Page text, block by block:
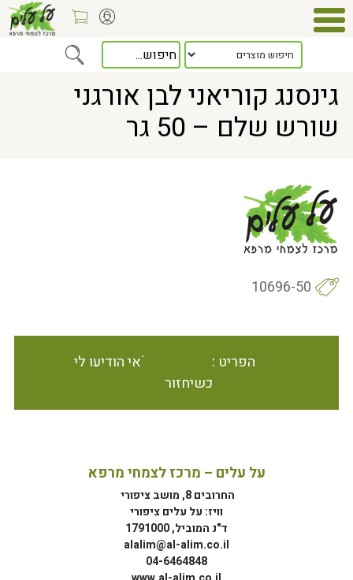
> גינסנג קוריאני לבן אורגני שורש שלם – 50 גר
גינסנג קוריאני לבן אורגני
שורש שלם – 50 גר
10696-50
הפריט אינו זמין במלאי הודיעו לי
כשיחזור
על עלים – מרכז לצמחי מרפא
החרובים 8, מושב ציפורי
וויז: על עלים ציפורי
ד"נ המוביל, 1791000
alalim@al-alim.co.il
04-6464848